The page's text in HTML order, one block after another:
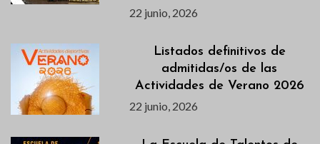
22 junio, 2026
Listados definitivos de
admitidas/os de las
Actividades de Verano 2026
22 junio, 2026